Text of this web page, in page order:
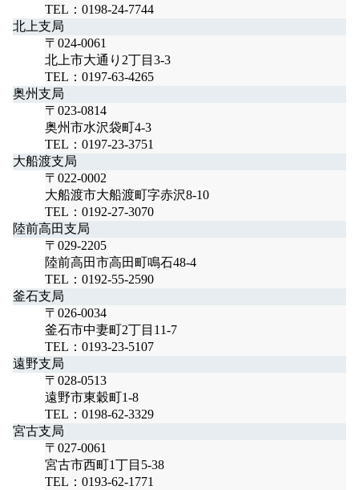
TEL：0198-24-7744
北上支局
〒024-0061
北上市大通り2丁目3-3
TEL：0197-63-4265
奥州支局
〒023-0814
奥州市水沢袋町4-3
TEL：0197-23-3751
大船渡支局
〒022-0002
大船渡市大船渡町字赤沢8-10
TEL：0192-27-3070
陸前高田支局
〒029-2205
陸前高田市高田町鳴石48-4
TEL：0192-55-2590
釜石支局
〒026-0034
釜石市中妻町2丁目11-7
TEL：0193-23-5107
遠野支局
〒028-0513
遠野市東穀町1-8
TEL：0198-62-3329
宮古支局
〒027-0061
宮古市西町1丁目5-38
TEL：0193-62-1771